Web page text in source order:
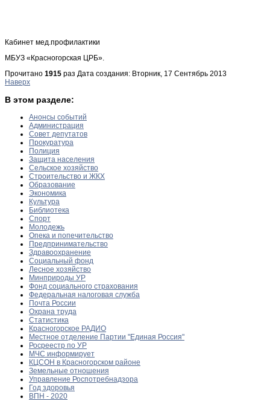
Кабинет мед.профилактики
МБУЗ «Красногорская ЦРБ».
Прочитано 1915 раз Дата создания: Вторник, 17 Сентябрь 2013
Наверх
В этом разделе:
Анонсы событий
Администрация
Совет депутатов
Прокуратура
Полиция
Защита населения
Сельское хозяйство
Строительство и ЖКХ
Образование
Экономика
Культура
Библиотека
Спорт
Молодежь
Опека и попечительство
Предпринимательство
Здравоохранение
Социальный фонд
Лесное хозяйство
Минприроды УР
Фонд социального страхования
Федеральная налоговая служба
Почта России
Охрана труда
Статистика
Красногорское РАДИО
Местное отделение Партии "Единая Россия"
Росреестр по УР
МЧС информирует
КЦСОН в Красногорском районе
Земельные отношения
Управление Роспотребнадзора
Год здоровья
ВПН - 2020